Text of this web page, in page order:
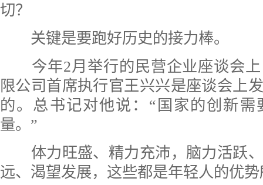
切？
关键是要跑好历史的接力棒。
今年2月举行的民营企业座谈会上
限公司首席执行官王兴兴是座谈会上
的。总书记对他说：“国家的创新需
量。”
体力旺盛、精力充沛，脑力活跃、
远、渴望发展，这些都是年轻人的优